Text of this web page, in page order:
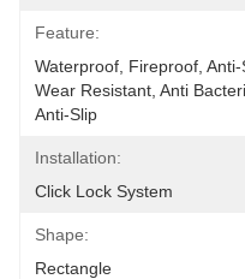
Feature:
Waterproof, Fireproof,
Wear Resistant, Anti
Anti-Slip
Installation:
Click Lock System
Shape:
Rectangle